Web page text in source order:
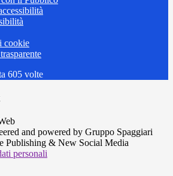
cookie
605 volte
and powered by Gruppo Spaggiari
Publishing & New Social Media
personali